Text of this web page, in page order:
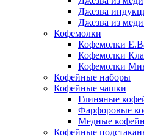
Джезва
Джезва из
Кофемолки
Кофемолки
Кофемолки
Кофемолки
Кофейные наборы
Кофейные чашки
Глиняные
Фарфоровые
Медные
Кофейные